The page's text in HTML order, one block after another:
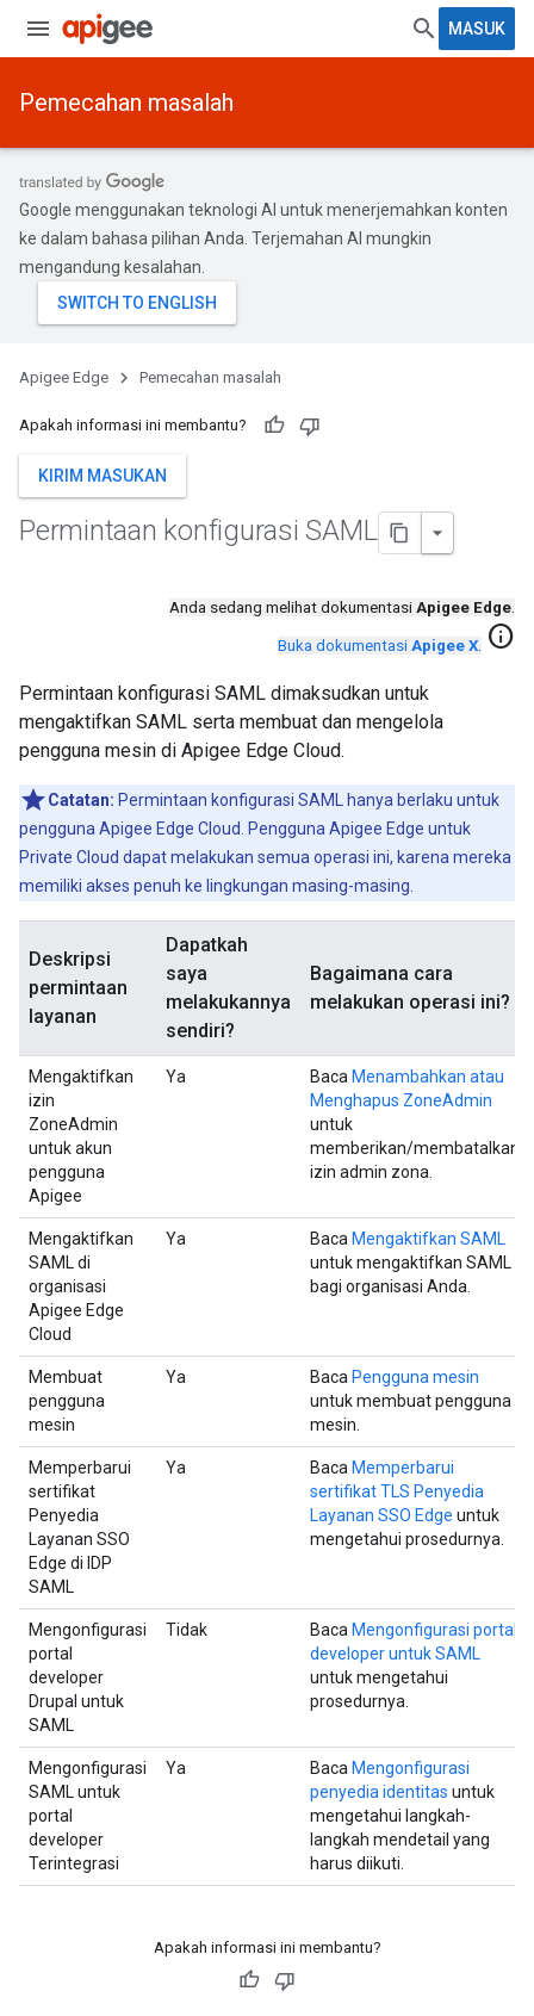
MASUK
Pemecahan masalah
Google menggunakan teknologi AI untuk menerjemahkan konten
ke dalam bahasa pilihan Anda. Terjemahan AI mungkin
mengandung kesalahan.
Apigee Edge Pemecahan masalah
Apakah informasi ini membantu?
KIRIM MASUKAN
Permintaan konfigurasi SAML
Anda sedang melihat dokumentasi Apigee Edge.
Buka dokumentasi Apigee X. info
Permintaan konfigurasi SAML dimaksudkan untuk
mengaktifkan SAML serta membuat dan mengelola
pengguna mesin di Apigee Edge Cloud.
Catatan: Permintaan konfigurasi SAML hanya berlaku untuk
pengguna Apigee Edge Cloud. Pengguna Apigee Edge untuk
Private Cloud dapat melakukan semua operasi ini, karena mereka
memiliki akses penuh ke lingkungan masing-masing.
Deskripsi
permintaan
layanan
Dapatkah
saya
melakukannya
sendiri?
Bagaimana cara
melakukan operasi ini?
Mengaktifkan
izin
ZoneAdmin
untuk akun
pengguna
Apigee
Ya Baca Menambahkan atau
Menghapus ZoneAdmin
untuk
memberikan/membatalkan
izin admin zona.
Mengaktifkan
SAML di
organisasi
Apigee Edge
Cloud
Ya Baca Mengaktifkan SAML
untuk mengaktifkan SAML
bagi organisasi Anda.
Membuat
pengguna
mesin
Ya Baca Pengguna mesin
untuk membuat pengguna
mesin.
Memperbarui
sertifikat
Penyedia
Layanan SSO
Edge di IDP
SAML
Ya Baca Memperbarui
sertifikat TLS Penyedia
Layanan SSO Edge untuk
mengetahui prosedurnya.
Mengonfigurasi
portal
developer
Drupal untuk
SAML
Tidak Baca Mengonfigurasi portal
developer untuk SAML
untuk mengetahui
prosedurnya.
Mengonfigurasi
SAML untuk
portal
developer
Terintegrasi
Ya Baca Mengonfigurasi
penyedia identitas untuk
mengetahui langkah-
langkah mendetail yang
harus diikuti.
Apakah informasi ini membantu?